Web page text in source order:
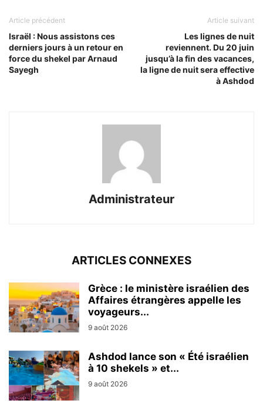
Article précédent
Israël : Nous assistons ces
derniers jours à un retour en
force du shekel par Arnaud
Sayegh
Article suivant
Les lignes de nuit
reviennent. Du 20 juin
jusqu’à la fin des vacances,
la ligne de nuit sera effective
à Ashdod
Administrateur
ARTICLES CONNEXES
Grèce : le ministère israélien des
Affaires étrangères appelle les
voyageurs...
9 août 2026
Ashdod lance son « Été israélien
à 10 shekels » et...
9 août 2026